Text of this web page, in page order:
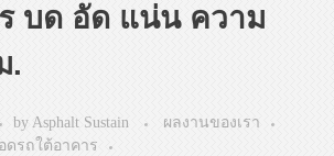
บด อัด แน่น ความ
.
byAsphalt Sustain
ผลงานของเรา
ดรถใต้อาคาร